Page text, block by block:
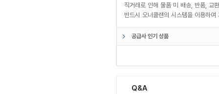
직거래로 인해 물품 미 배송, 반품, 교
반드시 오너클랜의 시스템을 이용하
공급사 인기 상품
Q&A